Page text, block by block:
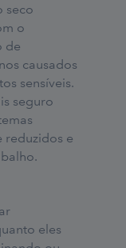
o
de
causados
sensíveis.
seguro
reduzidos e
eles